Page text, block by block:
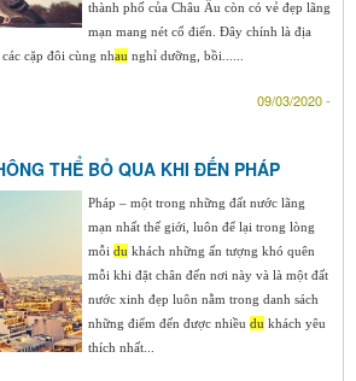
thành phố của Châu Âu còn có vẻ đẹp lãng
mạn mang nét cổ điển. Đây chính là địa
cặp đôi cùng nhau nghỉ dưỡng, bồi......
09/03/2020 -
THỂ BỎ QUA KHI ĐẾN PHÁP
Pháp – một trong những đất nước lãng
mạn nhất thế giới, luôn để lại trong lòng
mỗi du khách những ấn tượng khó quên
mỗi khi đặt chân đến nơi này và là một đất
nước xinh đẹp luôn nằm trong danh sách
những điểm đến được nhiều du khách yêu
thích nhất...